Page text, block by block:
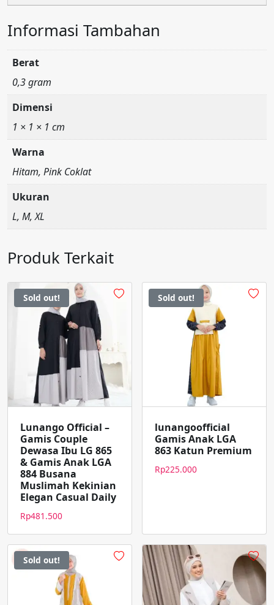
Informasi Tambahan
Berat
0,3 gram
Dimensi
1 × 1 × 1 cm
Warna
Hitam, Pink Coklat
Ukuran
L, M, XL
Produk Terkait
Sold out!
Lunango Official –
Gamis Couple
Dewasa Ibu LG 865
& Gamis Anak LGA
884 Busana
Muslimah Kekinian
Elegan Casual Daily
Rp481.500
Sold out!
lunangoofficial
Gamis Anak LGA
863 Katun Premium
Rp225.000
Sold out!